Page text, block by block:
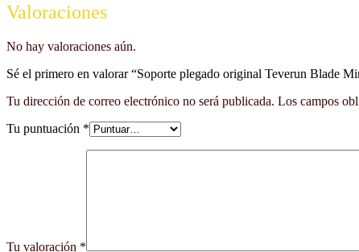
Valoraciones
No hay valoraciones aún.
Sé el primero en valorar “Soporte plegado original Teverun Blade
Tu dirección de correo electrónico no será publicada. Los campos
Tu puntuación *
Tu valoración *